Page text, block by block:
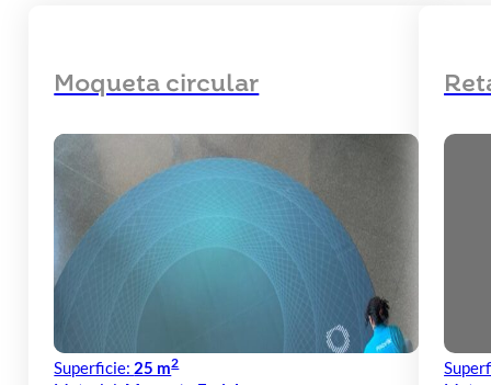
Moqueta circular
Superficie: 25 m2